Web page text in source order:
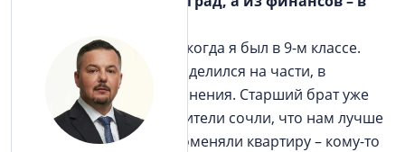
– Мы переехали семьей, когда я был в 9-м классе.
Советский Союз активно делился на части, в
Казахстане начались волнения. Старший брат уже
учился в Корабелке. Родители сочли, что нам лучше
переехать. Мы удачно поменяли квартиру – кому-то